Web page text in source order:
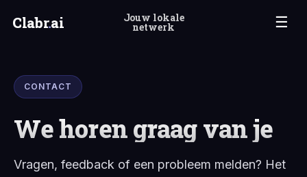
Clabr.ai ☰
Jouw lokale
netwerk
CONTACT
We horen graag van je
Vragen, feedback of een probleem melden? Het